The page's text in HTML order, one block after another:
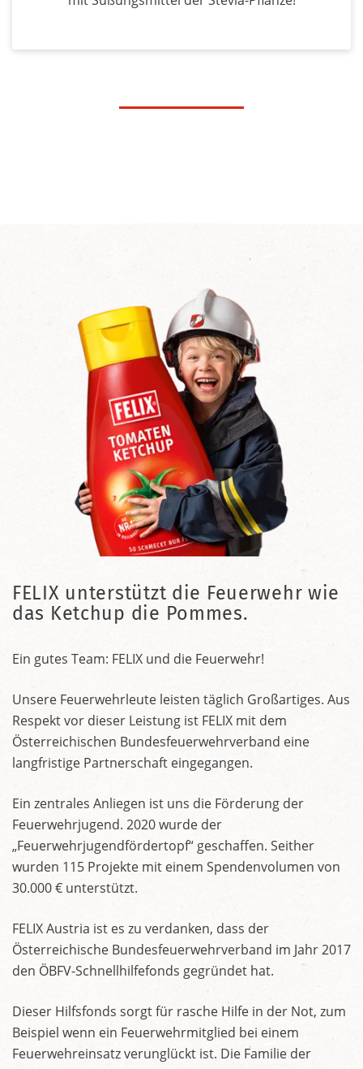
FELIX unterstützt die Feuerwehr wie
das Ketchup die Pommes.
Ein gutes Team: FELIX und die Feuerwehr!
Unsere Feuerwehrleute leisten täglich Großartiges. Aus
Respekt vor dieser Leistung ist FELIX mit dem
Österreichischen Bundesfeuerwehrverband eine
langfristige Partnerschaft eingegangen.
Ein zentrales Anliegen ist uns die Förderung der
Feuerwehrjugend. 2020 wurde der
„Feuerwehrjugendfördertopf“ geschaffen. Seither
wurden 115 Projekte mit einem Spendenvolumen von
30.000 € unterstützt.
FELIX Austria ist es zu verdanken, dass der
Österreichische Bundesfeuerwehrverband im Jahr 2017
den ÖBFV-Schnellhilfefonds gegründet hat.
Dieser Hilfsfonds sorgt für rasche Hilfe in der Not, zum
Beispiel wenn ein Feuerwehrmitglied bei einem
Feuerwehreinsatz verunglückt ist. Die Familie der